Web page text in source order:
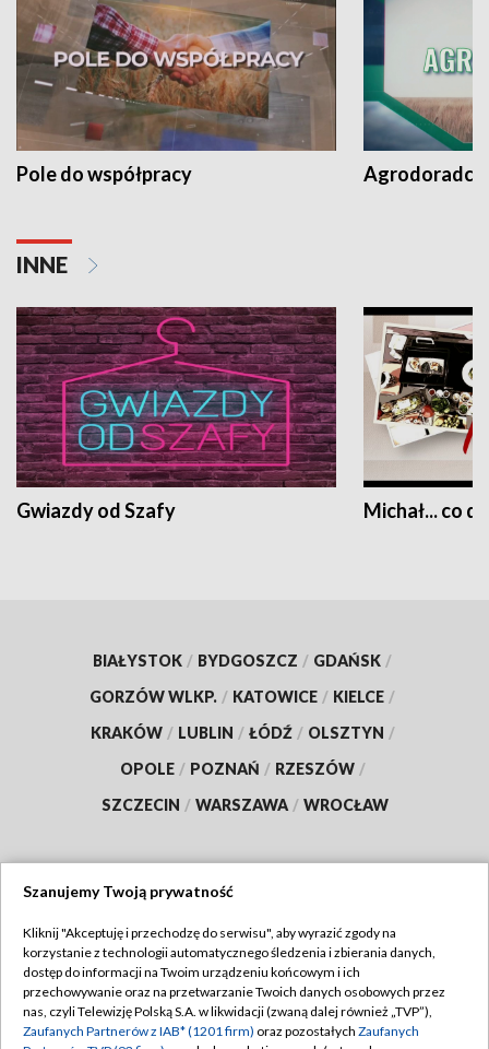
Pole do współpracy Agrodoradcy
INNE
Gwiazdy od Szafy Michał... co
BIAŁYSTOK / BYDGOSZCZ / GDAŃSK /
GORZÓW WLKP. / KATOWICE / KIELCE /
KRAKÓW / LUBLIN / ŁÓDŹ / OLSZTYN /
OPOLE / POZNAŃ / RZESZÓW /
SZCZECIN / WARSZAWA / WROCŁAW
TVP
Abonament TVP
Emisja w TVP
Regulamin TVP
Polityka prywatności
Szanujemy Twoją prywatność
Kliknij "Akceptuję i przechodzę do serwisu", aby wyrazić zgody na
korzystanie z technologii automatycznego śledzenia i zbierania danych,
dostęp do informacji na Twoim urządzeniu końcowym i ich
przechowywanie oraz na przetwarzanie Twoich danych osobowych przez
nas, czyli Telewizję Polską S.A. w likwidacji (zwaną dalej również „TVP”),
Zaufanych Partnerów z IAB* (1201 firm) oraz pozostałych Zaufanych